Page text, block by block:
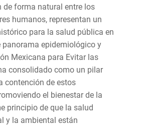
de forma natural entre los
humanos, representan un
para la salud pública en
panorama epidemiológico y
Mexicana para Evitar las
consolidado como un pilar
contención de estos
el bienestar de la
principio de que la salud
y la ambiental están